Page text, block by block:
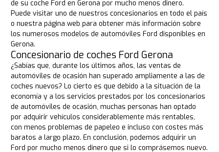
de su coche Ford en Gerona por mucho menos dinero.
Puede visitar uno de nuestros concesionarios en todo el país
o nuestra página web para obtener más información sobre
los numerosos modelos de automóviles Ford disponibles en
Gerona.
Concesionario de coches Ford Gerona
¿Sabías que, durante los últimos años, las ventas de
automóviles de ocasión han superado ampliamente a las de
coches nuevos? Lo cierto es que debido a la situación de la
economía y a los servicios prestados por los concesionarios
de automóviles de ocasión, muchas personas han optado
por adquirir vehículos considerablemente más rentables,
con menos problemas de papeleo e incluso con costes más
baratos a largo plazo. En conclusión, podemos adquirir un
Ford por mucho menos dinero que si lo comprásemos nuevo.